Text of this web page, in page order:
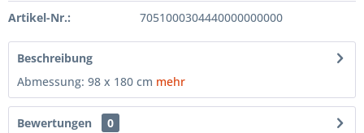
Artikel-Nr.: 7051000304440000000000
Beschreibung
Abmessung: 98 x 180 cm mehr
Bewertungen
0